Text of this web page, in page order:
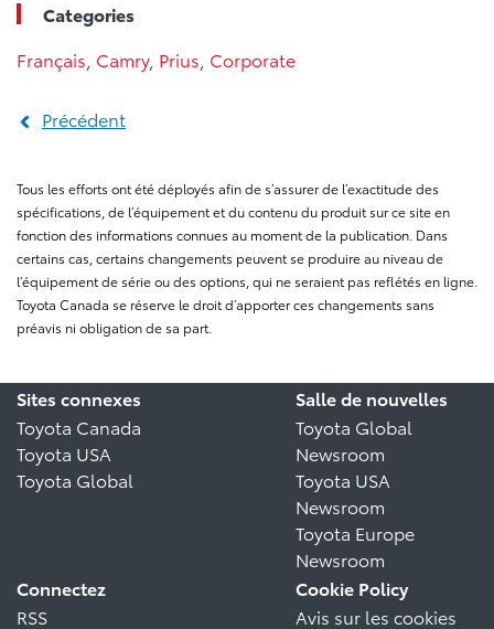
Categories
Français Camry, Prius Corporate
Précédent
Tous les efforts ont été déployés afin de s’assurer de l’exactitude des
spécifications, de l’équipement et du contenu du produit sur ce site en
fonction des informations connues au moment de la publication. Dans
certains cas, certains changements peuvent se produire au niveau de
l’équipement de série ou des options, qui ne seraient pas reflétés en ligne.
Toyota Canada se réserve le droit d’apporter ces changements sans
préavis ni obligation de sa part.
Sites connexes
Toyota Canada
Toyota USA
Toyota Global
Salle de nouvelles
Toyota Global
Newsroom
Toyota USA
Newsroom
Toyota Europe
Newsroom
Connectez
RSS
Cookie Policy
Avis sur les cookies